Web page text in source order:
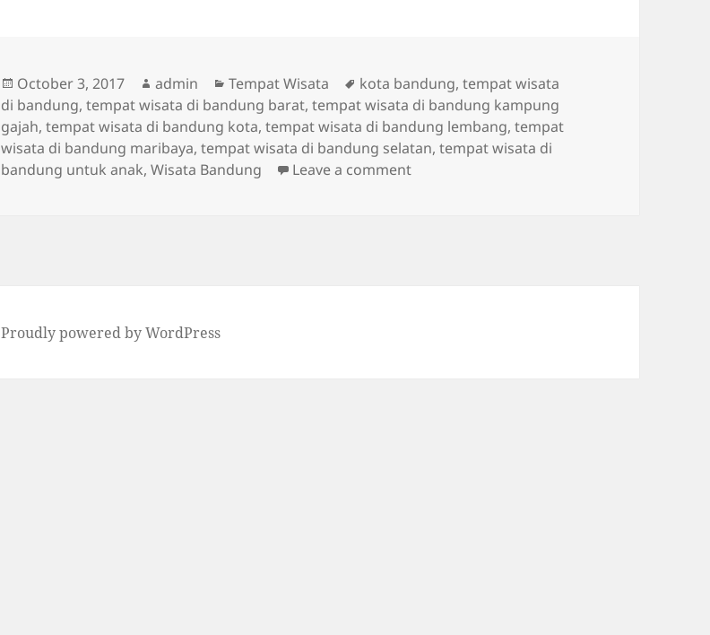
Posted
on
October 3, 2017 Author
admin Categories
Tempat Wisata Tags
kota bandung,tempat wisata
di bandung,tempat wisata di bandung barat,tempat wisata di bandung kampung
gajah,tempat wisata di bandung kota,tempat wisata di bandung lembang,tempat
wisata di bandung maribaya,tempat wisata di bandung selatan,tempat wisata di
bandung untuk anak,Wisata Bandung Leave a commenton Sejarah Kota Bandung yang menarik
Proudly powered by WordPress